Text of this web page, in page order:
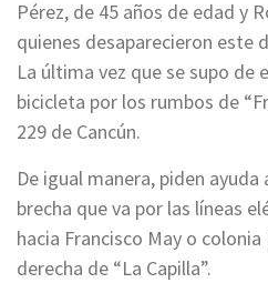
Pérez, de 45 años de edad y
quienes desaparecieron este
La última vez que se supo de
bicicleta por los rumbos de
229 de Cancún.
De igual manera, piden
brecha que va por las líneas
hacia Francisco May o
derecha de “La Capilla”.